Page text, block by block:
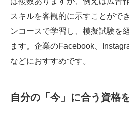
スキルを客観的に示すことがで
ンコースで学習し、模擬試験を
ます。企業のFacebook、
などにおすすめです。
自分の「今」に合う資格